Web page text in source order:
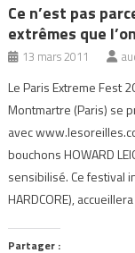
Ce n’est pas
extrêmes que
13 mars 2011
Le Paris Extreme Fest
Montmartre (Paris) se
avec
bouchons HOWARD
sensibilisé. Ce festival
HARDCORE),
Partager :